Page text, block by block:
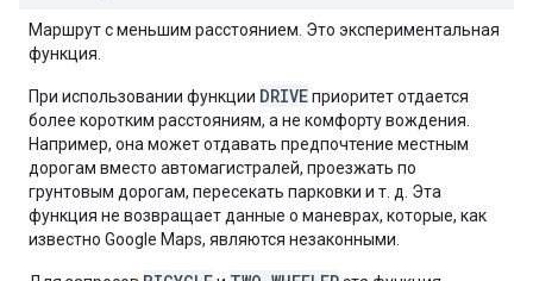
Маршрут с меньшим расстоянием. Это экспериментальная
функция.
При использовании функции DRIVEприоритет отдается
более коротким расстояниям, а не комфорту вождения.
Например, она может отдавать предпочтение местным
дорогам вместо автомагистралей, проезжать по
грунтовым дорогам, пересекать парковки и т. д. Эта
функция не возвращает данные о маневрах, которые, как
известно Google Maps, являются незаконными.